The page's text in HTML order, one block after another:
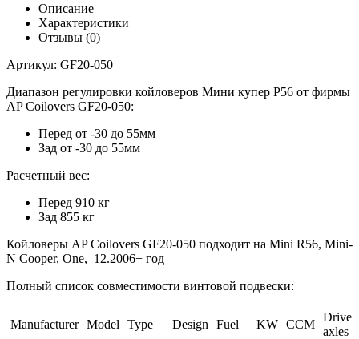
Описание
Характеристики
Отзывы (0)
Артикул: GF20-050
Диапазон регулировки койловеров Мини купер Р56 от фирмы
AP Coilovers GF20-050:
Перед от -30 до 55мм
Зад от -30 до 55мм
Расчетный вес:
Перед 910 кг
Зад 855 кг
Койловеры AP Coilovers GF20-050 подходит на Mini R56, Mini-
N Cooper, One, 12.2006+ год
Полный список совместимости винтовой подвески:
Manufacturer Model Type Design Fuel KW CCM
Drive
axles